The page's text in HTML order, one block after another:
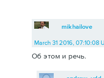
mikhailove
March 31 2016, 07:10:08
Об этом и речь.